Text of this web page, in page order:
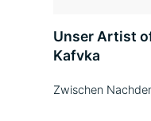
Unser Artist
Kafvka
Zwischen